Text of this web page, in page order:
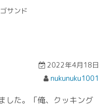
サンド
2022年4月18日
nukunuku1001
した。「俺、クッキング